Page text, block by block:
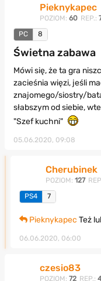
Pieknykapec
POZIOM: 60 REP.:
PC 8
Świetna zabawa
Mówi się, że ta gra
zacieśnia więzi, jeśli
znajomego/siostry/
słabszym od siebie,
"Szef kuchni"
05.06.2020, 09:08
Cherubinek
POZIOM: 127
PS4 7
Pieknykapec Też
06.06.2020, 06:00
czesio83
POZIOM: 72 REP.: